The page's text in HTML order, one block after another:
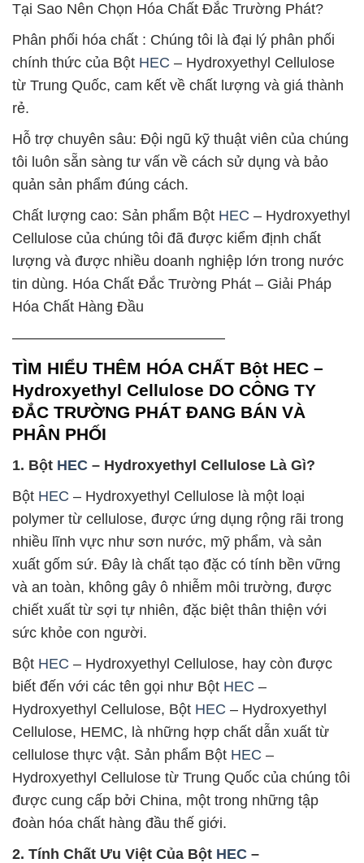
Tại Sao Nên Chọn Hóa Chất Đắc Trường Phát?
Phân phối hóa chất : Chúng tôi là đại lý phân phối
chính thức của Bột HEC – Hydroxyethyl Cellulose
từ Trung Quốc, cam kết về chất lượng và giá thành
rẻ.
Hỗ trợ chuyên sâu: Đội ngũ kỹ thuật viên của chúng
tôi luôn sẵn sàng tư vấn về cách sử dụng và bảo
quản sản phẩm đúng cách.
Chất lượng cao: Sản phẩm Bột HEC – Hydroxyethyl
Cellulose của chúng tôi đã được kiểm định chất
lượng và được nhiều doanh nghiệp lớn trong nước
tin dùng. Hóa Chất Đắc Trường Phát – Giải Pháp
Hóa Chất Hàng Đầu
——————————————–
TÌM HIỂU THÊM HÓA CHẤT Bột HEC –
Hydroxyethyl Cellulose DO CÔNG TY
ĐẮC TRƯỜNG PHÁT ĐANG BÁN VÀ
PHÂN PHỐI
1. Bột HEC – Hydroxyethyl Cellulose Là Gì?
Bột HEC – Hydroxyethyl Cellulose là một loại
polymer từ cellulose, được ứng dụng rộng rãi trong
nhiều lĩnh vực như sơn nước, mỹ phẩm, và sản
xuất gốm sứ. Đây là chất tạo đặc có tính bền vững
và an toàn, không gây ô nhiễm môi trường, được
chiết xuất từ sợi tự nhiên, đặc biệt thân thiện với
sức khỏe con người.
Bột HEC – Hydroxyethyl Cellulose, hay còn được
biết đến với các tên gọi như Bột HEC –
Hydroxyethyl Cellulose, Bột HEC – Hydroxyethyl
Cellulose, HEMC, là những hợp chất dẫn xuất từ
cellulose thực vật. Sản phẩm Bột HEC –
Hydroxyethyl Cellulose từ Trung Quốc của chúng tôi
được cung cấp bởi China, một trong những tập
đoàn hóa chất hàng đầu thế giới.
2. Tính Chất Ưu Việt Của Bột HEC –